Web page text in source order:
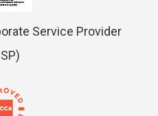
Service Provider